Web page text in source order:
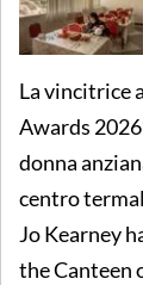
La vincitrice
Awards
donna
centro
Jo Kearney
the Canteen